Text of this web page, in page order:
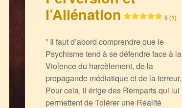
l’Aliénation
5 (1)
” Il faut d’abord comprendre que le
Psychisme tend à se défendre face à la
Violence du harcèlement, de la
propagande médiatique et de la terreur.
Pour cela, il érige des Remparts qui lui
permettent de Tolérer une Réalité